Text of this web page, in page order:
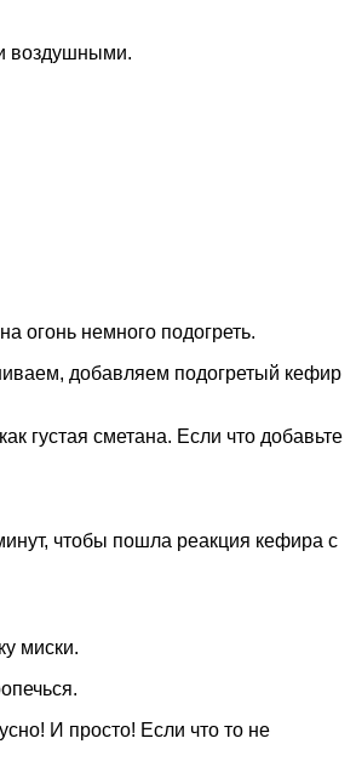
воздушными.
огонь немного подогреть.
добавляем подогретый кефир
густая сметана. Если что добавьте
чтобы пошла реакция кефира с
миски.
И просто! Если что то не